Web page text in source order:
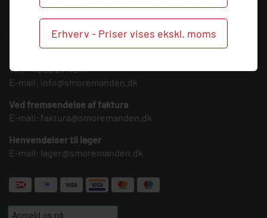
Erhverv - Priser vises ekskl. moms
Smøremanden A/S
CVR: 39683717
Søndergården 3
9640 Farsø
Tlf.:+45 30 27 46 47
E-mail: info@smoremanden.dk
Ved fremsendelse af faktura
E-mail: faktura@smoremanden.dk
Henvendelser til lager
E-mail: lager@smoremanden.dk